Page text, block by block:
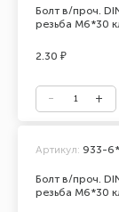
Болт в/проч.
резьба М6*30
2.30 ₽
Болт в/проч.
резьба М6*30
Артикул: 933-